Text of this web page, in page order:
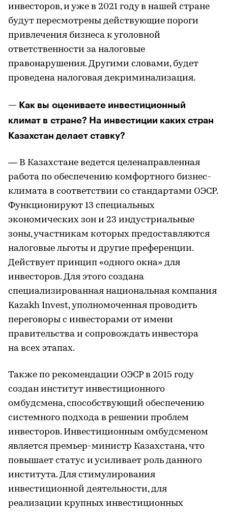
инвесторов, и уже в 2021 году в нашей стране
будут пересмотрены действующие пороги
привлечения бизнеса к уголовной
ответственности за налоговые
правонарушения. Другими словами, будет
проведена налоговая декриминализация.
— Как вы оцениваете инвестиционный
климат в стране? На инвестиции каких стран
Казахстан делает ставку?
— В Казахстане ведется целенаправленная
работа по обеспечению комфортного бизнес-
климата в соответствии со стандартами ОЭСР.
Функционируют 13 специальных
экономических зон и 23 индустриальные
зоны, участникам которых предоставляются
налоговые льготы и другие преференции.
Действует принцип «одного окна» для
инвесторов. Для этого создана
специализированная национальная компания
Kazakh Invest, уполномоченная проводить
переговоры с инвесторами от имени
правительства и сопровождать инвестора
на всех этапах.
Также по рекомендации ОЭСР в 2015 году
создан институт инвестиционного
омбудсмена, способствующий обеспечению
системного подхода в решении проблем
инвесторов. Инвестиционным омбудсменом
является премьер-министр Казахстана, что
повышает статус и усиливает роль данного
института. Для стимулирования
инвестиционной деятельности, для
реализации крупных инвестиционных